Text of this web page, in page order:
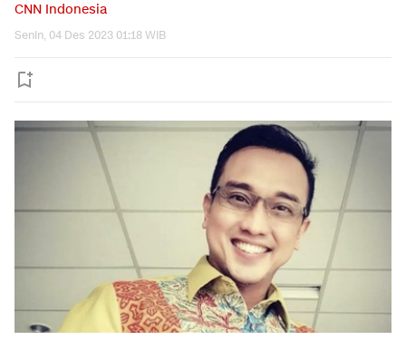
CNN Indonesia
Senin, 04 Des 2023 01:18 WIB